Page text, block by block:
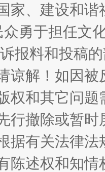
家、建设和
众勇于担任文
报料和投稿
谅解！如因
权和其它问题
行撤除或暂
据有关法律
陈述权和知情